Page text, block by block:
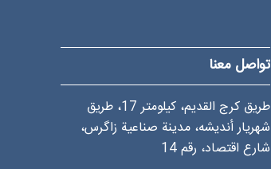
تواصل معنا
طريق كرج القديم، کيلومتر 17، طريق
شهريار أنديشه، مدينة صناعية زاگرس،
شارع اقتصاد، رقم 14